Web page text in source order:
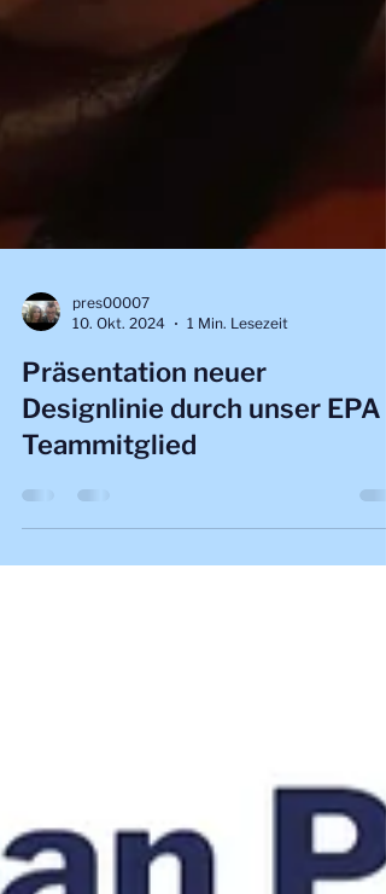
pres00007
10. Okt. 2024
1 Min. Lesezeit
Präsentation neuer
Designlinie durch unser EPA
Teammitglied